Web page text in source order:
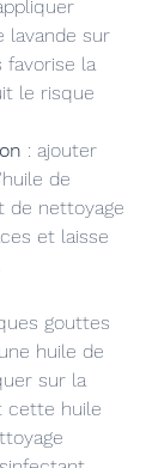
lavande sur
favorise la
le risque
: ajouter
de
de nettoyage
et laisse
gouttes
huile de
sur la
cette huile